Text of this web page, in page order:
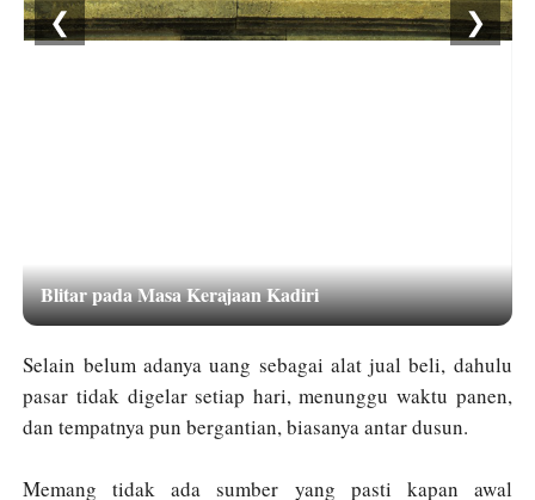
Blitar pada Masa Kerajaan Kadiri
❮ ❯
Selain belum adanya uang sebagai alat jual beli, dahulu
pasar tidak digelar setiap hari, menunggu waktu panen,
dan tempatnya pun bergantian, biasanya antar dusun.
Memang tidak ada sumber yang pasti kapan awal